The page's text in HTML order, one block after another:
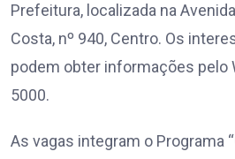
Prefeitura, localizada na
Costa, nº 940, Centro. Os
podem obter informações pelo
5000.
As vagas integram o Programa